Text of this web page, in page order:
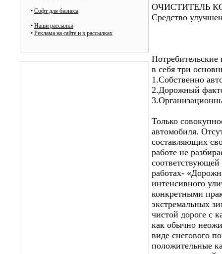
• Cофт для бизнеса
• Наши рассылки
• Реклама на сайте и в рассылках
ОЧИСТИТЕЛЬ
Средство
Потребительские
в себя три
1.Собственно
2.Дорожный
Только
автомобиля.
составляющих
работе не
работах-
интенсивного
конкретными
экстремальных
чистой дороге с
как обычно
виде снегового
положительные